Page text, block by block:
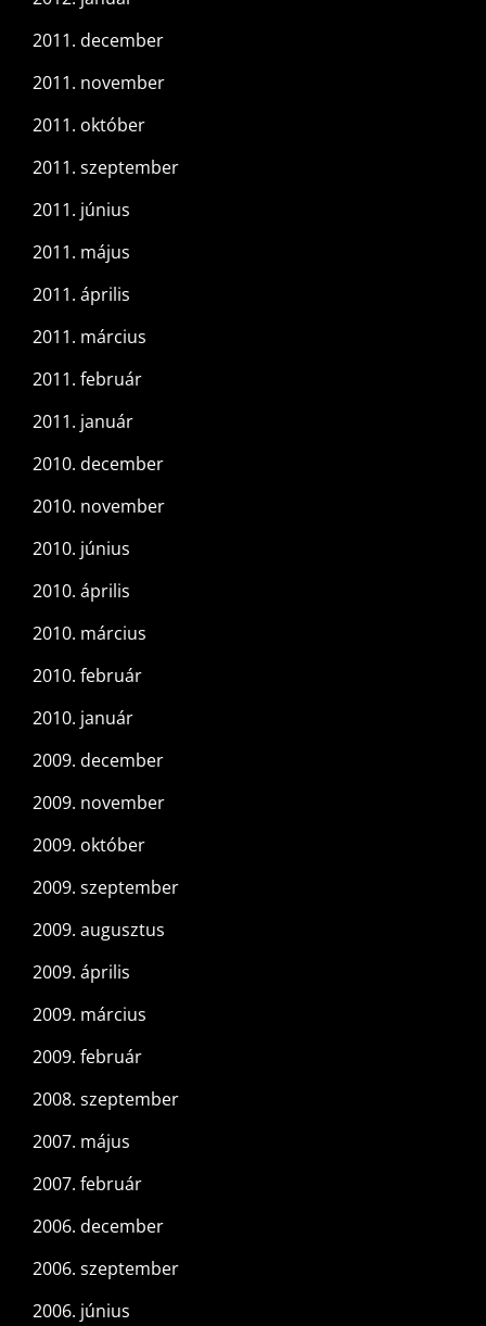
2011. december
2011. november
2011. október
2011. szeptember
2011. június
2011. május
2011. április
2011. március
2011. február
2011. január
2010. december
2010. november
2010. június
2010. április
2010. március
2010. február
2010. január
2009. december
2009. november
2009. október
2009. szeptember
2009. augusztus
2009. április
2009. március
2009. február
2008. szeptember
2007. május
2007. február
2006. december
2006. szeptember
2006. június